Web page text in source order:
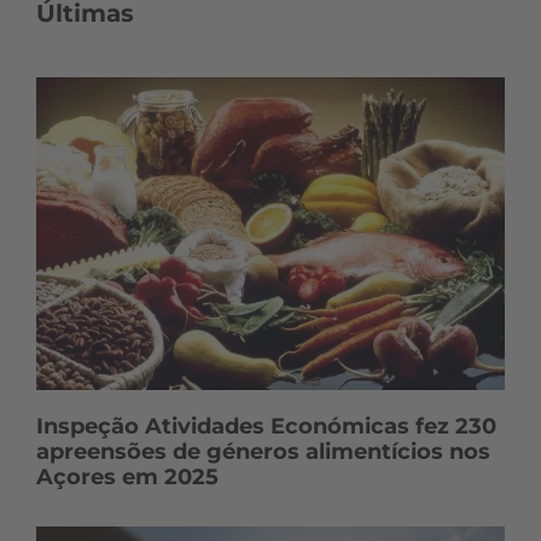
o
t
e
ú
d
s
Últimas
Inspeção Atividades Económicas fez 230
apreensões de géneros alimentícios nos
Açores em 2025